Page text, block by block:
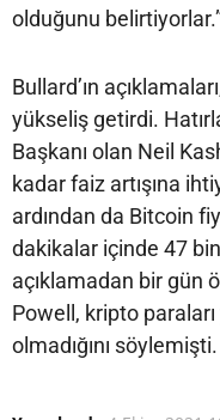
olduğunu
Bullard’ın
yükseliş getirdi.
Başkanı olan Neil
kadar faiz artışına
ardından da Bitcoin
dakikalar içinde 47
açıklamadan bir gün
Powell, kripto
olmadığını söylemişti.